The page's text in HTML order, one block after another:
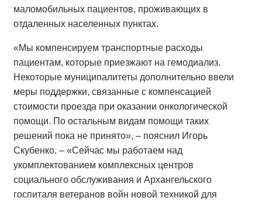
маломобильных пациентов, проживающих в
отдаленных населенных пунктах.
«Мы компенсируем транспортные расходы
пациентам, которые приезжают на гемодиализ.
Некоторые муниципалитеты дополнительно ввели
меры поддержки, связанные с компенсацией
стоимости проезда при оказании онкологической
помощи. По остальным видам помощи таких
решений пока не принято», – пояснил Игорь
Скубенко. – «Сейчас мы работаем над
укомплектованием комплексных центров
социального обслуживания и Архангельского
госпиталя ветеранов войн новой техникой для